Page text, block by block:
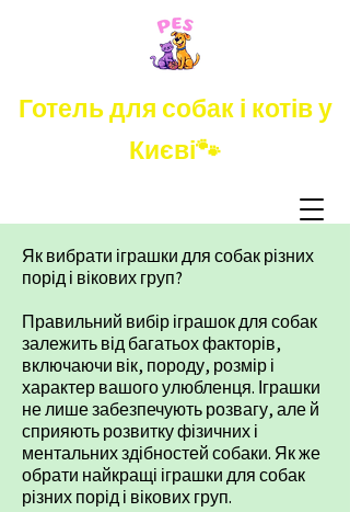
Готель для собак і котів у
Києві🐾
Як вибрати іграшки для собак різних
порід і вікових груп?
Правильний вибір іграшок для собак
залежить від багатьох факторів,
включаючи вік, породу, розмір і
характер вашого улюбленця. Іграшки
не лише забезпечують розвагу, але й
сприяють розвитку фізичних і
ментальних здібностей собаки. Як же
обрати найкращі іграшки для собак
різних порід і вікових груп.